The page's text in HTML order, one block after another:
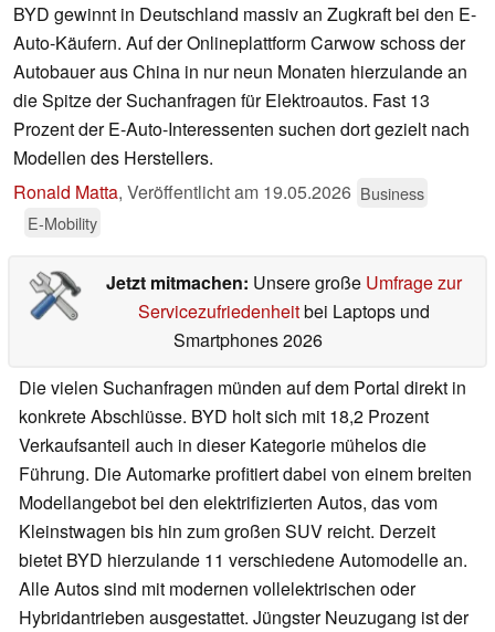
BYD gewinnt in Deutschland massiv an Zugkraft bei den E-
Auto-Käufern. Auf der Onlineplattform Carwow schoss der
Autobauer aus China in nur neun Monaten hierzulande an
die Spitze der Suchanfragen für Elektroautos. Fast 13
Prozent der E-Auto-Interessenten suchen dort gezielt nach
Modellen des Herstellers.
Ronald Matta, Veröffentlicht am 19.05.2026 Business
E-Mobility
Jetzt mitmachen: Unsere große Umfrage zur
Servicezufriedenheitbei Laptops und
Smartphones 2026
Die vielen Suchanfragen münden auf dem Portal direkt in
konkrete Abschlüsse. BYD holt sich mit 18,2 Prozent
Verkaufsanteil auch in dieser Kategorie mühelos die
Führung. Die Automarke profitiert dabei von einem breiten
Modellangebot bei den elektrifizierten Autos, das vom
Kleinstwagen bis hin zum großen SUV reicht. Derzeit
bietet BYD hierzulande 11 verschiedene Automodelle an.
Alle Autos sind mit modernen vollelektrischen oder
Hybridantrieben ausgestattet. Jüngster Neuzugang ist der